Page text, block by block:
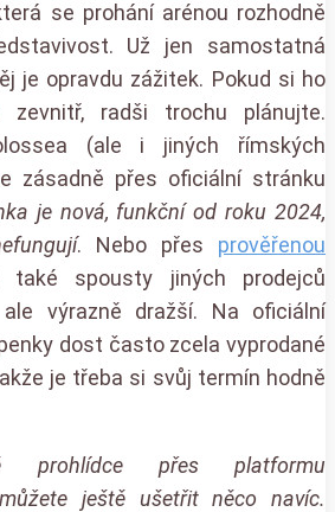
se prohání arénou rozhodně
Už jen samostatná
je opravdu zážitek. Pokud si ho
radši trochu plánujte.
(ale i jiných římských
zásadně přes oficiální stránku
je nová, funkční od roku 2024,
. Nebo přes prověřenou
také spousty jiných prodejců
výrazně dražší. Na oficiální
dost často zcela vyprodané
je třeba si svůj termín hodně
prohlídce přes platformu
ještě ušetřit něco navíc.